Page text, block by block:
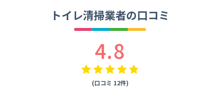
トイレ清掃業者の口コミ
4.8
(口コミ 12件)